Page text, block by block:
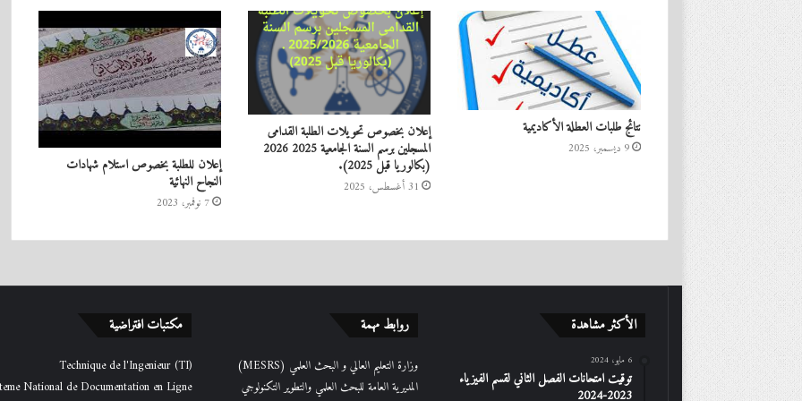
نتائج طلبات العطلة الأكاديمية
9 ديسمبر، 2025
إعلان بخصوص تحويلات الطلبة القدامى
المسجلين برسم السنة الجامعية 2025 2026
(بكالوريا قبل 2025).
31 أغسطس، 2025
إعلان للطلبة بخصوص استلام شهادات
النجاح النهائية
7 نوفمبر، 2023
الأكثر مشاهدة
6 مايو، 2024
توقيت امتحانات الفصل الثاني لقسم الفيزياء
2023-2024
روابط مهمة
وزارة التعليم العالي و البحث العلمي (MESRS)
المديرية العامة للبحث العلمي والتطوير التكنولوجي
مكتبات افتراضية
Technique de l'Ingenieur (TI)
National de Documentation en Ligne